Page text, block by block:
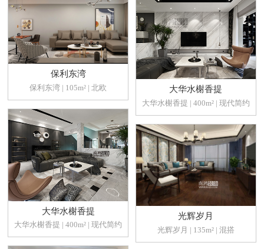
保利东湾
保利东湾 | 105m² | 北欧 大华水榭香提
大华水榭香提 | 400m² | 现代简约
大华水榭香提
大华水榭香提 | 400m² | 现代简约
光辉岁月
光辉岁月 | 135m² | 混搭